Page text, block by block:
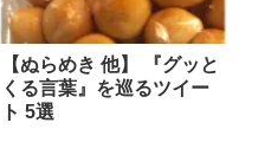
【ぬらめき 他】 『グッと
くる言葉』を巡るツイー
ト 5選